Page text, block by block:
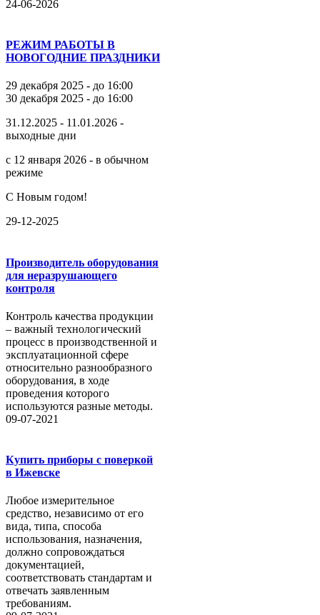
24-06-2026
РЕЖИМ РАБОТЫ В
НОВОГОДНИЕ ПРАЗДНИКИ
29 декабря 2025 - до 16:00
30 декабря 2025 - до 16:00
31.12.2025 - 11.01.2026 -
выходные дни
с 12 января 2026 - в обычном
режиме
С Новым годом!
29-12-2025
Производитель оборудования
для неразрушающего
контроля
Контроль качества продукции
– важный технологический
процесс в производственной и
эксплуатационной сфере
относительно разнообразного
оборудования, в ходе
проведения которого
используются разные методы.
09-07-2021
Купить приборы с поверкой
в Ижевске
Любое измерительное
средство, независимо от его
вида, типа, способа
использования, назначения,
должно сопровождаться
документацией,
соответствовать стандартам и
отвечать заявленным
требованиям.